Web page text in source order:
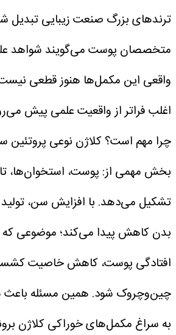
ترندهای بزرگ صنعت زیبایی تبدیل
متخصصان پوست می‌گویند شواهد
واقعی این مکمل‌ها هنوز قطعی
اغلب فراتر از واقعیت علمی پیش
چرا مهم است؟کلاژن نوعی
بخش مهمی از: پوست، استخوان‌ها،
تشکیل می‌دهد. با افزایش سن،
بدن کاهش پیدا می‌کند؛ موضوعی که
افتادگی پوست، کاهش خاصیت
چین‌وچروک شود. همین مسئله باعث
به سراغ مکمل‌های خوراکی کلاژن